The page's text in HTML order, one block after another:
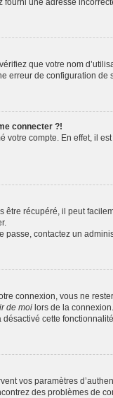
une adresse
que votre nom
erreur de configuration de
connecter ?!
votre compte. En effet, il
être récupéré, il peut
passe, contactez un
connexion, vous ne
de moi lors de la
désactivé cette
vos paramètres
des problèmes de